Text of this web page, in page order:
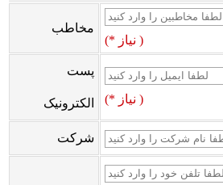
مخاطب
(* نیاز )
پست
الکترونیک (* نیاز )
شرکت